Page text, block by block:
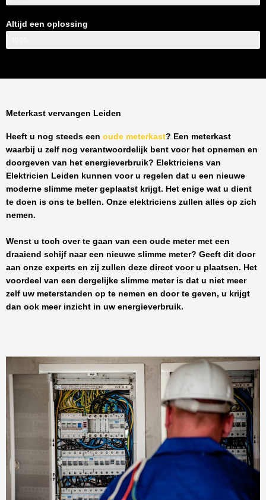
Altijd een oplossing
Meterkast vervangen Leiden
Heeft u nog steeds een oude meterkast? Een meterkast
waarbij u zelf nog verantwoordelijk bent voor het opnemen en
doorgeven van het energieverbruik? Elektriciens van
Elektricien Leiden kunnen voor u regelen dat u een nieuwe
moderne slimme meter geplaatst krijgt. Het enige wat u dient
te doen is ons te bellen. Onze elektriciens zullen alles op zich
nemen.
Wenst u toch over te gaan van een oude meter met een
draaiend schijf naar een nieuwe slimme meter? Geeft dit door
aan onze experts en zij zullen deze direct voor u plaatsen. Het
voordeel van een dergelijke slimme meter is dat u niet meer
zelf uw meterstanden op te nemen en door te geven, u krijgt
dan ook meer inzicht in uw energieverbruik.